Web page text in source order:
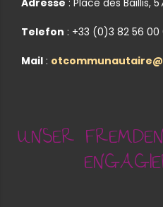
Telefon : +33 (0)3 82 56 00
Mail :
UNSER